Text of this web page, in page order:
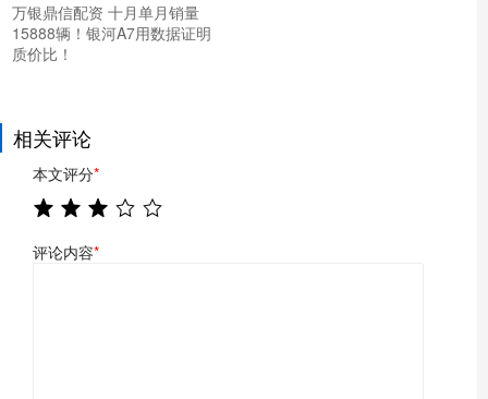
万银鼎信配资 十月单月销量
15888辆！银河A7用数据证明
质价比！
相关评论
本文评分*
评论内容*